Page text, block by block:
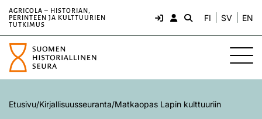
AGRICOLA – HISTORIAN,
PERINTEEN JA KULTTUURIEN
TUTKIMUS
FI SV EN
Etusivu/Kirjallisuusseuranta/Matkaopas Lapin kulttuuriin